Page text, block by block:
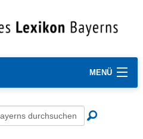
MENÜ